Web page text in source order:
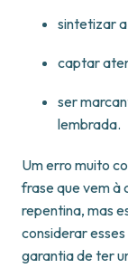
sintetizar
captar
ser
lembrada.
Um erro muito
frase que vem à
repentina, mas
considerar
garantia de ter